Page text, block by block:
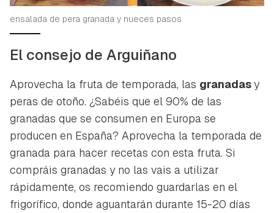
ensalada de pera granada y nueces pasos
El consejo de Arguiñano
Aprovecha la fruta de temporada, las granadasy
peras de otoño. ¿Sabéis que el 90% de las
granadas que se consumen en Europa se
producen en España? Aprovecha la temporada de
granada para hacer recetas con esta fruta. Si
compráis granadas y no las vais a utilizar
rápidamente, os recomiendo guardarlas en el
frigorífico, donde aguantarán durante 15-20 días